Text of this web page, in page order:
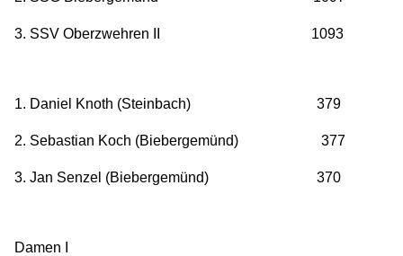
3. SSV Oberzwehren II 1093
1. Daniel Knoth (Steinbach) 379
2. Sebastian Koch (Biebergemünd) 377
3. Jan Senzel (Biebergemünd) 370
Damen I